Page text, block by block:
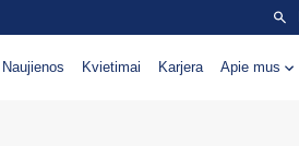
Naujienos Kvietimai Karjera Apie mus